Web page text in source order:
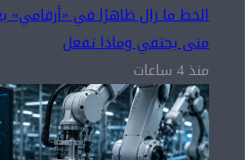
الخط ما زال ظاهرًا في «أرقامي»
متى يختفي وماذا تفعل
منذ 4 ساعات